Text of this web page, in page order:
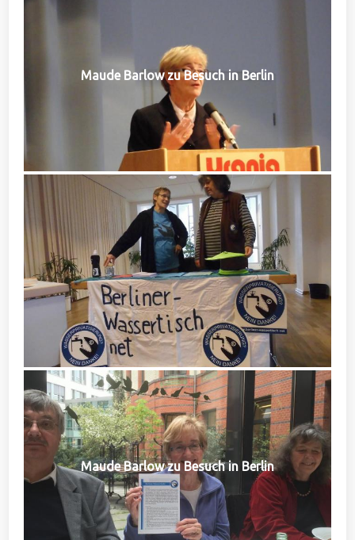
Maude Barlow zu Besuch in Berlin
Maude Barlow zu Besuch in Berlin